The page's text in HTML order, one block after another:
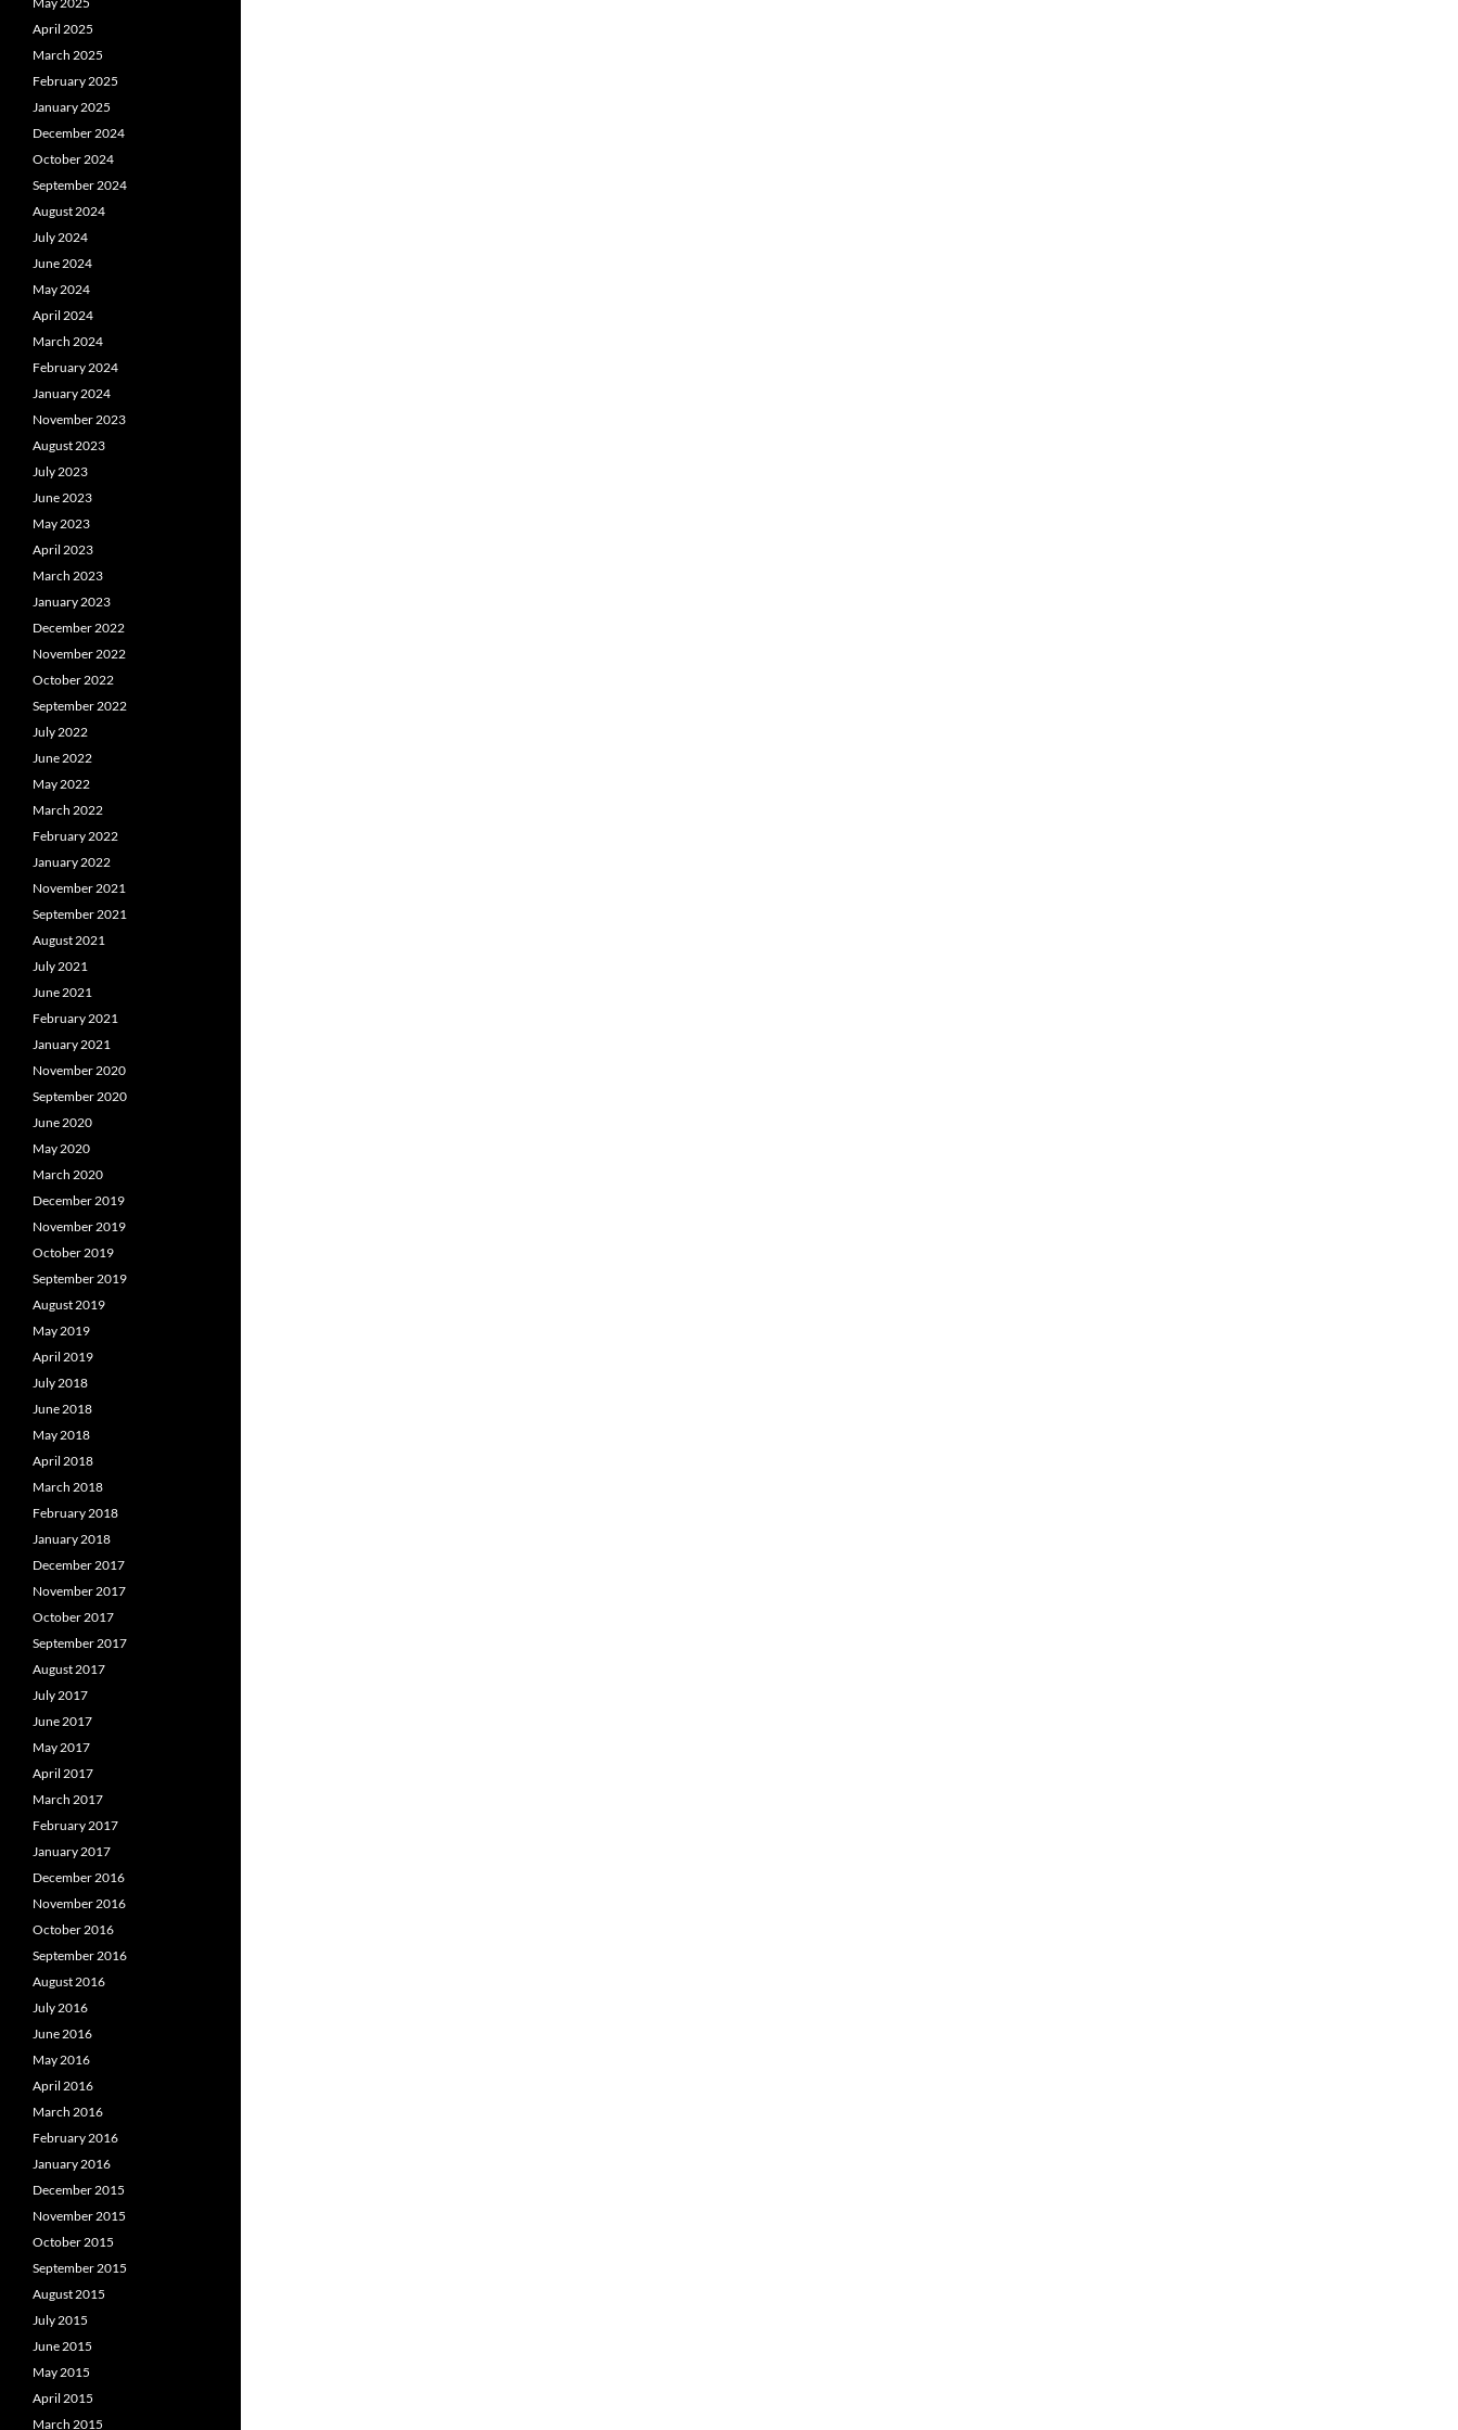
April 2025
March 2025
February 2025
January 2025
December 2024
October 2024
September 2024
August 2024
July 2024
June 2024
May 2024
April 2024
March 2024
February 2024
January 2024
November 2023
August 2023
July 2023
June 2023
May 2023
April 2023
March 2023
January 2023
December 2022
November 2022
October 2022
September 2022
July 2022
June 2022
May 2022
March 2022
February 2022
January 2022
November 2021
September 2021
August 2021
July 2021
June 2021
February 2021
January 2021
November 2020
September 2020
June 2020
May 2020
March 2020
December 2019
November 2019
October 2019
September 2019
August 2019
May 2019
April 2019
July 2018
June 2018
May 2018
April 2018
March 2018
February 2018
January 2018
December 2017
November 2017
October 2017
September 2017
August 2017
July 2017
June 2017
May 2017
April 2017
March 2017
February 2017
January 2017
December 2016
November 2016
October 2016
September 2016
August 2016
July 2016
June 2016
May 2016
April 2016
March 2016
February 2016
January 2016
December 2015
November 2015
October 2015
September 2015
August 2015
July 2015
June 2015
May 2015
April 2015
March 2015